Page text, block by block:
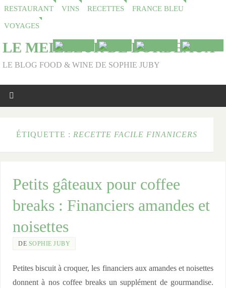
RESTAURANT VINS RECETTES FRANCE BLEU
VOYAGES
LE MEILLEUR DE BORDEAUX
LE BLOG FOOD & WINE DE SOPHIE JUBY
ÉTIQUETTE : RECETTE FACILE FINANICERS
Petits gâteaux pour coffee
breaks : Financiers amandes et
noisettes
DE SOPHIE JUBY
Petites biscuit à croquer, les financiers aux amandes et noisettes
donnent à nos coffee breaks un supplément de gourmandise.